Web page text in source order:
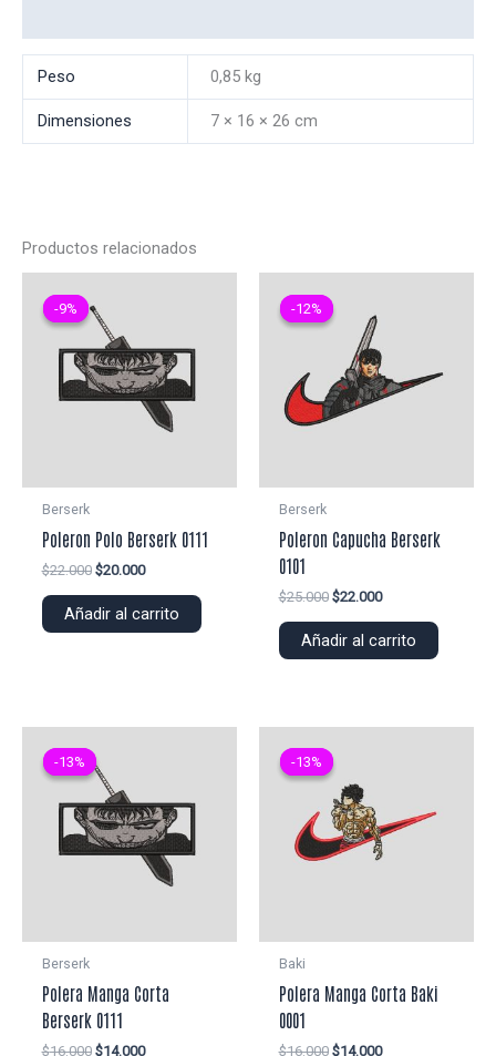
Peso 0,85 kg
Dimensiones 7 × 16 × 26 cm
Productos relacionados
-9%
-9%
Berserk
Poleron Polo Berserk 0111
$22.000 El
original
$20.000El
actual
Añadir al carrito
-12%
-12%
Berserk
Poleron Capucha Berserk
0101
$25.000 El
original
$22.000El
actual
Añadir al carrito
-13%
-13%
Berserk
Polera Manga Corta
Berserk 0111
$16.000 El
$14.000El
-13%
-13%
Baki
Polera Manga Corta Baki
0001
$16.000 El
$14.000El